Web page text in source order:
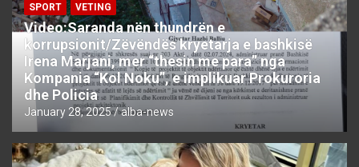
SPORT
VETING
Video:Saranda nën thundrën e
korrupsionit/Zëvëndës kryetarja e bashkisë
Irena Marjani, mer “thesin me para” nga
Kompania “Kol Noku”, e implikuar Prokuroria
dhe Policia
January 28, 2025 alba-news